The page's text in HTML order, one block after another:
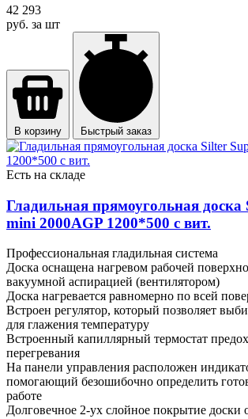
42 293
руб. за шт
В корзину Быстрый заказ
Есть на складе
Гладильная прямоугольная доска
mini 2000АGP 1200*500 с вит.
Профессиональная гладильная система
Доска оснащена нагревом рабочей
вакуумной аспирацией (вентилятором)
Доска нагревается равномерно по всей
Встроен регулятор, который позволяет
для глажения температуру
Встроенный капиллярный термостат
перегревания
На панели управления расположен
помогающий безошибочно определить
работе
Долговечное 2-ух слойное покрытие доски